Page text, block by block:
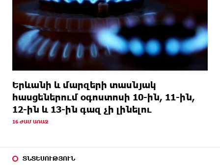
Երևանի և մարզերի տասնյակ
հասցեներում օգոստոսի 10-ին, 11-ին,
12-ին և 13-ին գազ չի լինելու
16 ԺԱՄ ԱՌԱՋ
ՏՆՏԵՍՈՒԹՅՈՒՆ